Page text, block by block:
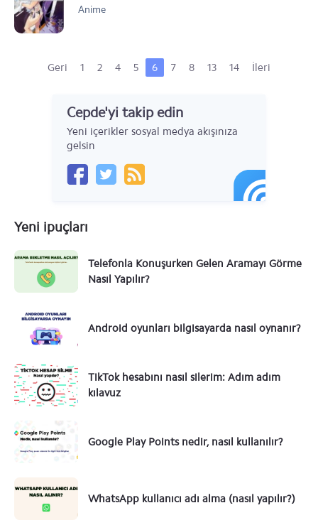
Anime
Geri 1 2 4 5 6 7 8 13 14 İleri
Cepde'yi takip edin
Yeni içerikler sosyal medya akışınıza
gelsin
Yeni ipuçları
Telefonla Konuşurken Gelen Aramayı Görme
Nasıl Yapılır?
Android oyunları bilgisayarda nasıl oynanır?
TikTok hesabını nasıl silerim: Adım adım
kılavuz
Google Play Points nedir, nasıl kullanılır?
WhatsApp kullanıcı adı alma (nasıl yapılır?)